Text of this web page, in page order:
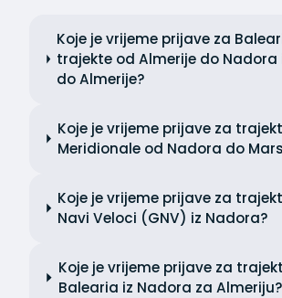
Koje je vrijeme prijave za
trajekte od Almerije do Nadora
do Almerije?
Koje je vrijeme prijave za
Meridionale od Nadora do
Koje je vrijeme prijave za
Navi Veloci (GNV) iz Nadora?
Koje je vrijeme prijave za
Balearia iz Nadora za Almeriju?